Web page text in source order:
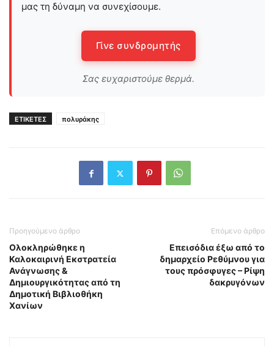
μας τη δύναμη να συνεχίσουμε.
Γίνε συνδρομητής
Σας ευχαριστούμε θερμά.
ΕΤΙΚΕΤΕΣ πολυράκης
Προηγούμενο άρθρο
Ολοκληρώθηκε η
Καλοκαιρινή Εκστρατεία
Ανάγνωσης &
Δημιουργικότητας από τη
Δημοτική Βιβλιοθήκη
Χανίων
Επόμενο άρθρο
Επεισόδια έξω από το
δημαρχείο Ρεθύμνου για
τους πρόσφυγες – Ρίψη
δακρυγόνων